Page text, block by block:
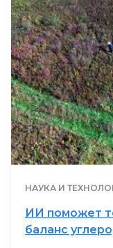
НАУКА И
ИИ поможет
баланс